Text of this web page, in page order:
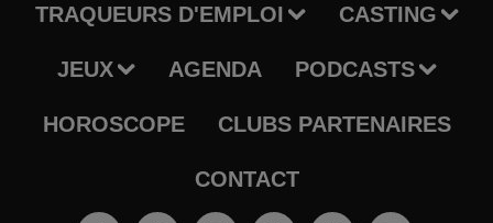
TRAQUEURS D'EMPLOI CASTING
JEUX AGENDA PODCASTS
HOROSCOPE CLUBS PARTENAIRES
CONTACT